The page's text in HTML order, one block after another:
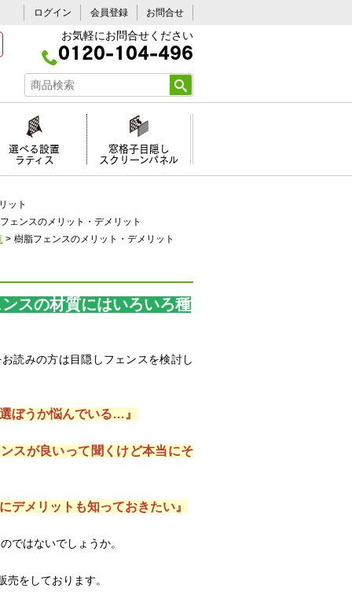
ログイン 会員登録 お問合せ
お気軽にお問合せください
0120-104-496
選べる設置
ラティス
窓格子目隠し
スクリーンパネル
ット
ェンスのメリット・デメリット
> 樹脂フェンスのメリット・デメリット
スの材質にはいろいろ種
読みの方は目隠しフェンスを検討し
ぼうか悩んでいる…』
スが良いって聞くけど本当にそ
デメリットも知っておきたい』
ではないでしょうか。
売をしております。